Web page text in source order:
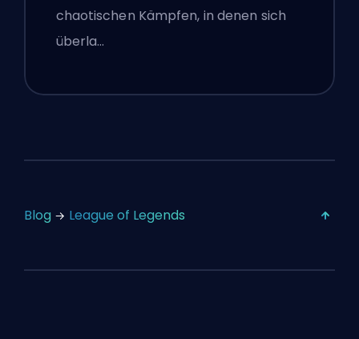
chaotischen Kämpfen, in denen sich
überla…
Blog League of Legends